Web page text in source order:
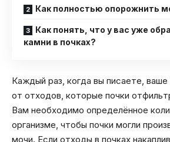
Как полностью опорожнить
Как понять, что у вас уже
камни в почках?
Каждый раз, когда вы писаете, ваше
от отходов, которые почки
Вам необходимо определённое
организме, чтобы почки могли
мочи. Если отходы в почках